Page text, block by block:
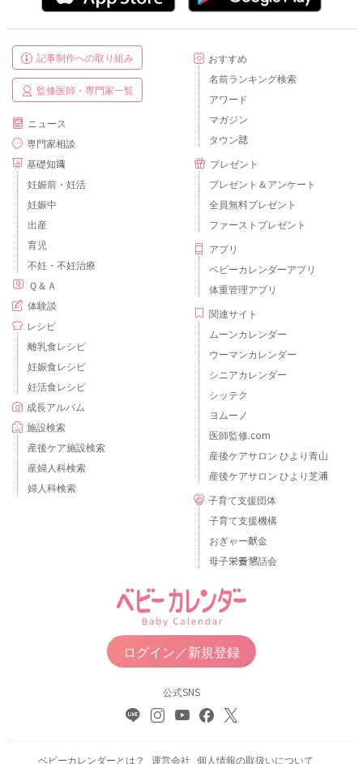
記事制作への取り組み
監修医師・専門家一覧
ニュース
専門家相談
基礎知識
妊娠前・妊活
妊娠中
出産
育児
不妊・不妊治療
Ｑ＆Ａ
体験談
レシピ
離乳食レシピ
妊娠食レシピ
妊活食レシピ
成長アルバム
施設検索
産後ケア施設検索
産婦人科検索
婦人科検索
おすすめ
名前ランキング検索
アワード
マガジン
タウン誌
プレゼント
プレゼント＆アンケート
全員無料プレゼント
ファーストプレゼント
アプリ
ベビーカレンダーアプリ
体重管理アプリ
関連サイト
ムーンカレンダー
ウーマンカレンダー
シニアカレンダー
シッテク
ヨムーノ
医師監修.com
産後ケアサロン ひより青山
産後ケアサロン ひより芝浦
子育て支援団体
子育て支援機構
おぎゃー献金
母子栄養懇話会
ログイン／新規登録
公式SNS
ベビーカレンダーとは？ 運営会社 個人情報の取扱いについて